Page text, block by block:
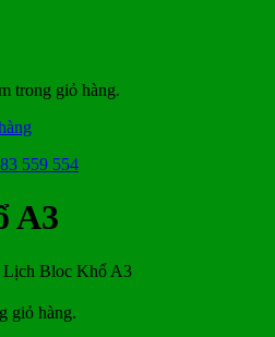
trong giỏ hàng.
giỏ hàng.
559 554
A3
Lịch Bloc Khổ A3
Đã